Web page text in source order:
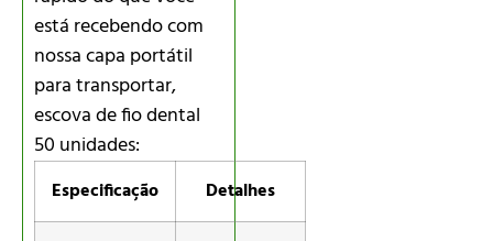
está recebendo com
nossa capa portátil
para transportar,
escova de fio dental
50 unidades:
Especificação Detalhes